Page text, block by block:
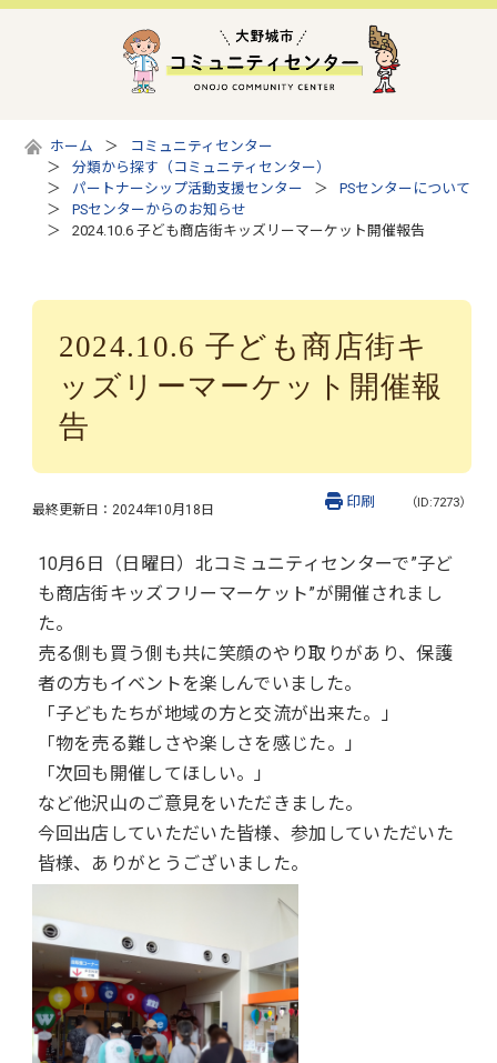
ホーム
コミュニティセンター
分類から探す（コミュニティセンター）
パートナーシップ活動支援センター
PSセンターについて
PSセンターからのお知らせ
2024.10.6 子ども商店街キッズリーマーケット開催報告
2024.10.6 子ども商店街キ
ッズリーマーケット開催報
告
最終更新日： 2024年10月18日 （ID:7273）
印刷
10月6日（日曜日）北コミュニティセンターで”子ど
も商店街キッズフリーマーケット”が開催されまし
た。
売る側も買う側も共に笑顔のやり取りがあり、保護
者の方もイベントを楽しんでいました。
「子どもたちが地域の方と交流が出来た。」
「物を売る難しさや楽しさを感じた。」
「次回も開催してほしい。」
など他沢山のご意見をいただきました。
今回出店していただいた皆様、参加していただいた
皆様、ありがとうございました。